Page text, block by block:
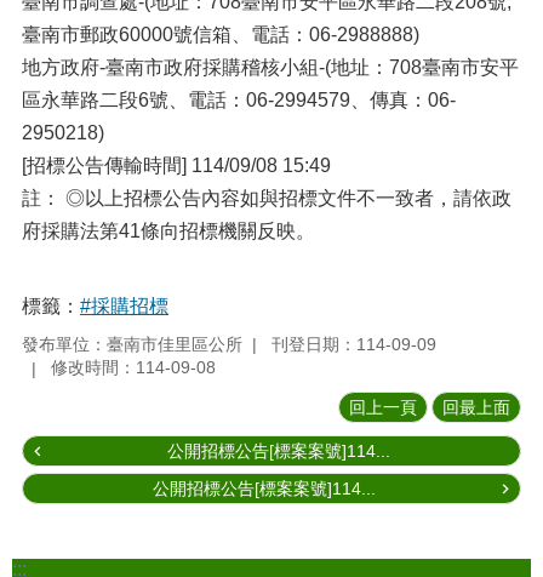
臺南市郵政60000號信箱、電話：06-2988888)
地方政府-臺南市政府採購稽核小組-(地址：708臺南市安平
區永華路二段6號、電話：06-2994579、傳真：06-
2950218)
[招標公告傳輸時間] 114/09/08 15:49
註： ◎以上招標公告內容如與招標文件不一致者，請依政
府採購法第41條向招標機關反映。
標籤： #採購招標
發布單位：臺南市佳里區公所
刊登日期：114-09-09
修改時間：114-09-08
回上一頁 回最上面
公開招標公告[標案案號]114...
公開招標公告[標案案號]114...
:::